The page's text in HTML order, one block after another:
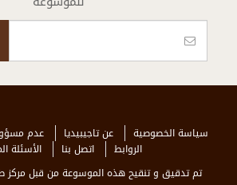
سياسة الخصوصية عن تاجيبيديا عدم
الروابط
اتصل بنا
الأسئلة
تم تدقيق و تنقيح هذه الموسوعة من قبل مركز